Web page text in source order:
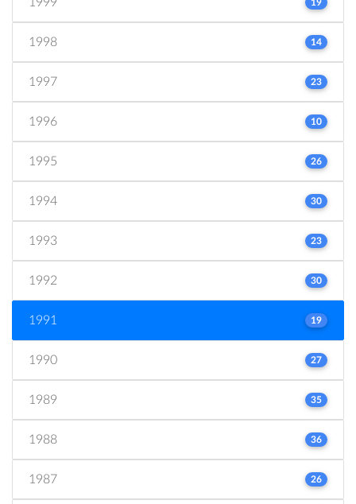
19
1998 14
1997 23
1996 10
1995 26
1994 30
1993 23
1992 30
1991 19
1990 27
1989 35
1988 36
1987 26